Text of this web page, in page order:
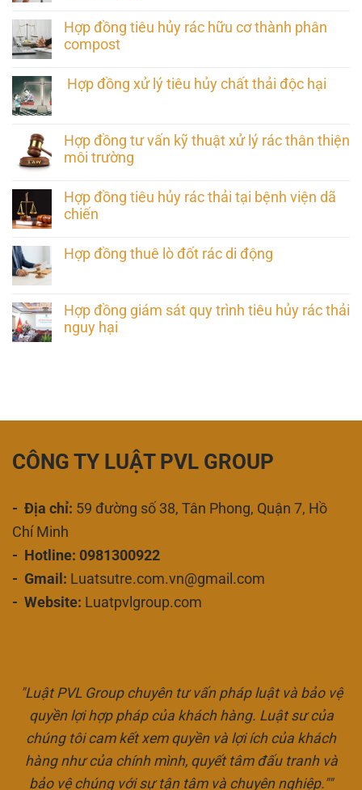
Hợp đồng tiêu hủy rác hữu cơ thành phân
compost
Hợp đồng xử lý tiêu hủy chất thải độc hại
Hợp đồng tư vấn kỹ thuật xử lý rác thân thiện
môi trường
Hợp đồng tiêu hủy rác thải tại bệnh viện dã
chiến
Hợp đồng thuê lò đốt rác di động
Hợp đồng giám sát quy trình tiêu hủy rác thải
nguy hại
CÔNG TY LUẬT PVL GROUP
- Địa chỉ: 59 đường số 38, Tân Phong, Quận 7, Hồ
Chí Minh
- Hotline: 0981300922
- Gmail: Luatsutre.com.vn@gmail.com
- Website: Luatpvlgroup.com
"Luật PVL Group chuyên tư vấn pháp luật và bảo vệ
quyền lợi hợp pháp của khách hàng. Luật sư của
chúng tôi cam kết xem quyền và lợi ích của khách
hàng như của chính mình, quyết tâm đấu tranh và
bảo vệ chúng với sự tận tâm và chuyên nghiệp.""